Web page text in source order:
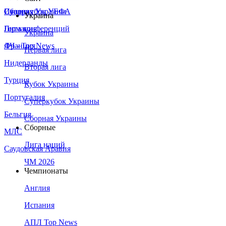
Сборная Украины
Италия
Германия
Франция
Нидерланды
Турция
Португалия
Бельгия
МЛС
Саудовская Аравия
Суперкубок УЕФА
Лига конференций
ЛЧ - Top News
Украина
Украина
Первая лига
Вторая лига
Кубок Украины
Суперкубок Украины
Сборная Украины
Сборные
Лига наций
ЧМ 2026
Чемпионаты
Англия
Испания
АПЛ Top News